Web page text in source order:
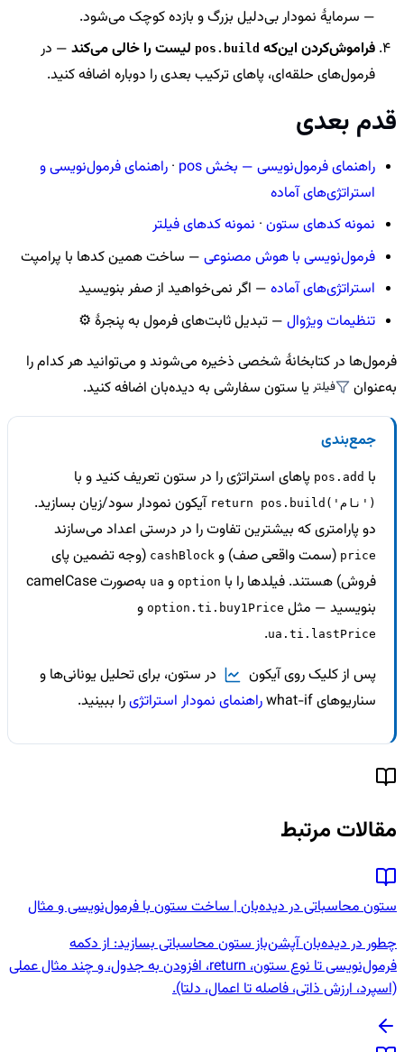
— سرمایهٔ نمودار بی‌دلیل بزرگ و بازده کوچک می‌شود.
فراموش‌کردن این‌که pos.build لیست را خالی می‌کند — در
فرمول‌های حلقه‌ای، پاهای ترکیب بعدی را دوباره اضافه کنید.
قدم بعدی
راهنمای فرمول‌نویسی — بخش pos · راهنمای فرمول‌نویسی و
استراتژی‌های آماده
نمونه کدهای ستون · نمونه کدهای فیلتر
فرمول‌نویسی با هوش مصنوعی — ساخت همین کدها با پرامپت
استراتژی‌های آماده — اگر نمی‌خواهید از صفر بنویسید
تنظیمات ویژوال — تبدیل ثابت‌های فرمول به پنجرهٔ ⚙️
فرمول‌ها در کتابخانهٔ شخصی ذخیره می‌شوند و می‌توانید هر کدام را
به‌عنوان
فیلتریا ستون سفارشی به دیده‌بان اضافه کنید.
جمع‌بندی
با pos.add پاهای استراتژی را در ستون تعریف کنید و با
return pos.build('نام')
آیکون نمودار سود/زیان بسازید.
دو پارامتری که بیشترین تفاوت را در درستی اعداد می‌سازند
price (سمت واقعی صف) و cashBlock (وجه تضمین پای
فروش) هستند. فیلدها را با option و ua
به‌صورت camelCase
بنویسید — مثل option.ti.buy1Price و
ua.ti.lastPrice
.
پس از کلیک روی آیکون
در ستون، برای تحلیل یونانی‌ها و
سناریوهای what-if
راهنمای نمودار استراتژیرا ببینید.
مقالات مرتبط
ستون محاسباتی در دیده‌بان | ساخت ستون با فرمول‌نویسی و مثال
چطور در دیده‌بان آپشن‌باز ستون محاسباتی بسازید: از دکمه
فرمول‌نویسی تا نوع ستون، return، افزودن به جدول، و چند مثال عملی
(اسپرد، ارزش ذاتی، فاصله تا اعمال، دلتا).